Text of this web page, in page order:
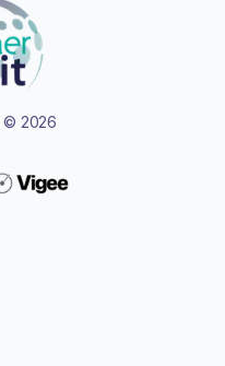
© 2026